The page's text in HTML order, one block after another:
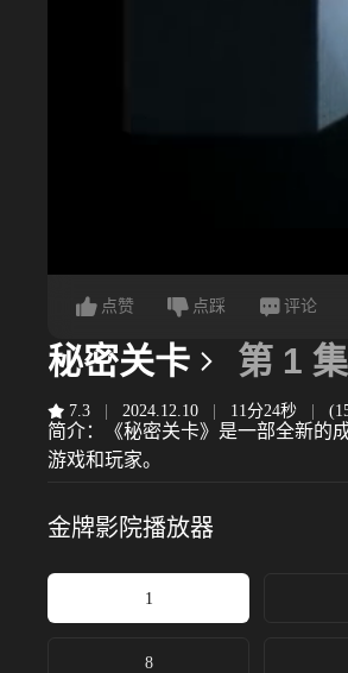
点赞 点踩 评论
秘密关卡 更多信息第 1 集
7.3 2024.12.10 11分24秒
简介：
《秘密关卡》是一部全新
游戏和玩家。
金牌影院播放器
1
8